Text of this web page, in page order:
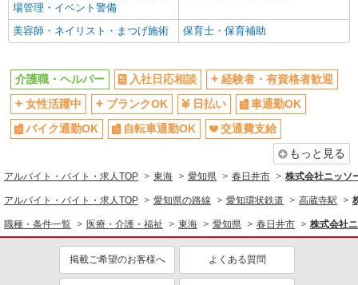
場管理・イベント警備
美容師・ネイリスト・まつげ施術 保育士・保育補助
介護職・ヘルパー 入社日応相談
経験者・有資格者歓迎
女性活躍中
ブランクOK 日払い
車通勤OK
バイク通勤OK
自転車通勤OK
交通費支給
もっと見る
アルバイト・バイト・求人TOP 東海 愛知県 春日井市 株式会社ニッソ
アルバイト・バイト・求人TOP 愛知県の路線 愛知環状鉄道 高蔵寺駅
職種・条件一覧 医療・介護・福祉 東海 愛知県 春日井市 株式会社
掲載ご希望のお客様へ よくある質問